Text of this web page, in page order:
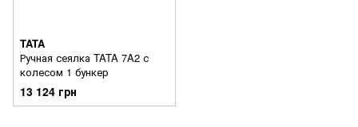
TATA
Ручная сеялка TATA 7A2 с
колесом 1 бункер
13 124 грн